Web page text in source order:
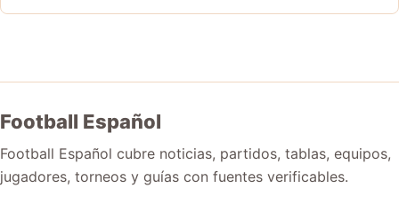
Football Español
Football Español cubre noticias, partidos, tablas, equipos,
jugadores, torneos y guías con fuentes verificables.